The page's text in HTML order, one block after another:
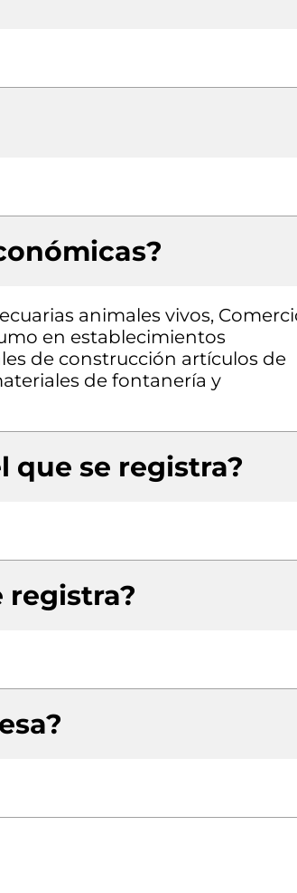
animales vivos,
en establecimientos
de construcción artículos de
de fontanería y
que se registra?
registra?